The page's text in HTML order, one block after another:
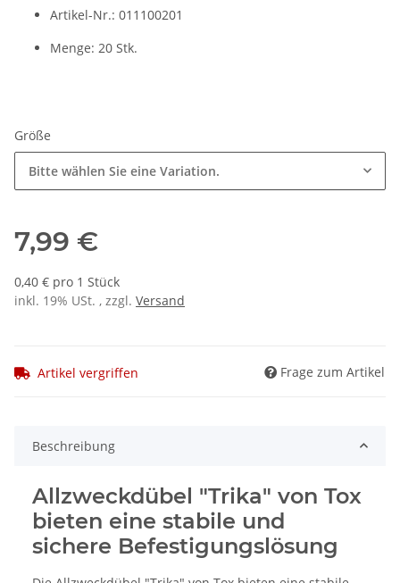
Artikel-Nr.: 011100201
Menge: 20 Stk.
Größe
Bitte wählen Sie eine Variation.
7,99 €
0,40 € pro 1 Stück
inkl. 19% USt. , zzgl. Versand
Artikel vergriffen Frage zum Artikel
Beschreibung
Allzweckdübel "Trika" von Tox
bieten eine stabile und
sichere Befestigungslösung